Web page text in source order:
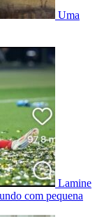
Uma
Lamine
com pequena